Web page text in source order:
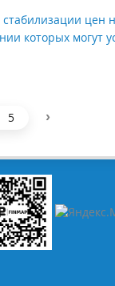
цен
которых могут
5 ›